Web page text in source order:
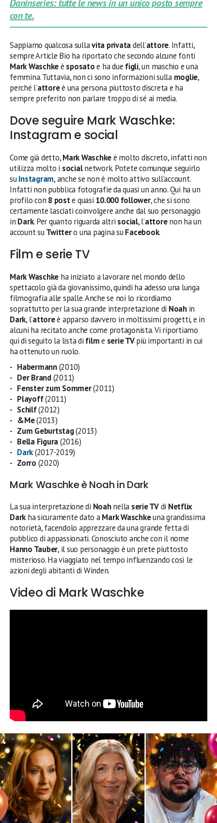
Daninseries: tutte le news in un unico posto sempre
con te.
Sappiamo qualcosa sullavita privatadell’attore. Infatti,
sempre Article Bio ha riportato che secondo alcune fonti
Mark Waschkeè sposatoe ha due figli, un maschio e una
femmina. Tuttavia, non ci sono informazioni sulla moglie,
perché l’attoreè una persona piuttosto discreta e ha
sempre preferito non parlare troppo di sé ai media.
Dove seguire Mark Waschke:
Instagram e social
Come già detto,Mark Waschkeè molto discreto, infatti non
utilizza molto i socialnetwork. Potete comunque seguirlo
suInstagram, anche se non è molto attivo sull’account.
Infatti non pubblica fotografie da quasi un anno. Qui ha un
profilo con 8 poste quasi 10.000 follower, che si sono
certamente lasciati coinvolgere anche dal suo personaggio
in Dark. Per quanto riguarda altri social, l’attorenon ha un
account suTwittero una pagina suFacebook.
Film e serie TV
Mark Waschke ha iniziato a lavorare nel mondo dello
spettacolo già da giovanissimo, quindi ha adesso una lunga
filmografia alle spalle. Anche se noi lo ricordiamo
soprattutto per la sua grande interpretazione di Noahin
Dark, l’attoreè apparso davvero in moltissimi progetti, e in
alcuni ha recitato anche come protagonista. Vi riportiamo
qui di seguito la lista di filme serie TVpiù importanti in cui
ha ottenuto un ruolo.
Habermann(2010)
Der Brand(2011)
Fenster zum Sommer(2011)
Playoff(2011)
Schilf(2012)
&Me(2013)
Zum Geburtstag(2013)
Bella Figura(2016)
Dark(2017-2019)
Zorro (2020)
Mark Waschke è Noah in Dark
La sua interpretazione di Noahnella serie TVdi Netflix
Dark ha sicuramente dato aMark Waschkeuna grandissima
notorietà, facendolo apprezzare da una grande fetta di
pubblico di appassionati. Conosciuto anche con il nome
Hanno Tauber, il suo personaggio è un prete piuttosto
misterioso. Ha viaggiato nel tempo influenzando così le
azioni degli abitanti di Winden.
Video di Mark Waschke